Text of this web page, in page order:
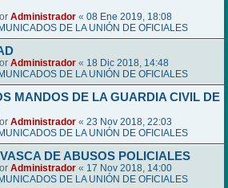
Administrador « 08 Ene 2019, 18:08
DE LA UNIÓN DE OFICIALES
Administrador « 18 Dic 2018, 14:48
DE LA UNIÓN DE OFICIALES
MANDOS DE LA GUARDIA CIVIL DE
Administrador « 23 Nov 2018, 22:03
DE LA UNIÓN DE OFICIALES
DE ABUSOS POLICIALES
Administrador « 17 Nov 2018, 14:00
DE LA UNIÓN DE OFICIALES